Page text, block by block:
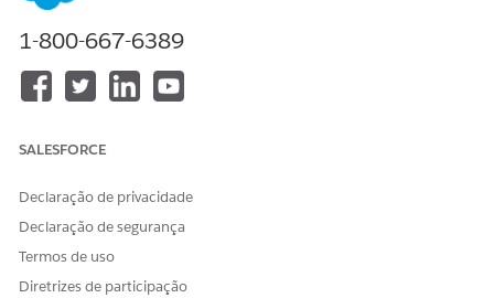
dos valores de atributo pré-configurados disponíveis)
Para aprender mais sobre regras de valor de atributo,
consulteCriar regras de valor de atributo
Classificação
Mapeamento de entrada/saída de classificação
1-800-667-6389
SALESFORCE
Declaração de privacidade
Declaração de segurança
Termos de uso
Diretrizes de participação